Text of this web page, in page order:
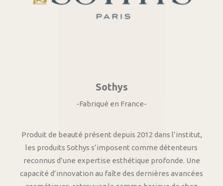
Sothys
-Fabriqué en France-
Produit de beauté présent depuis 2012 dans l’institut,
les produits Sothys s’imposent comme détenteurs
reconnus d’une expertise esthétique profonde. Une
capacité d’innovation au faîte des dernières avancées